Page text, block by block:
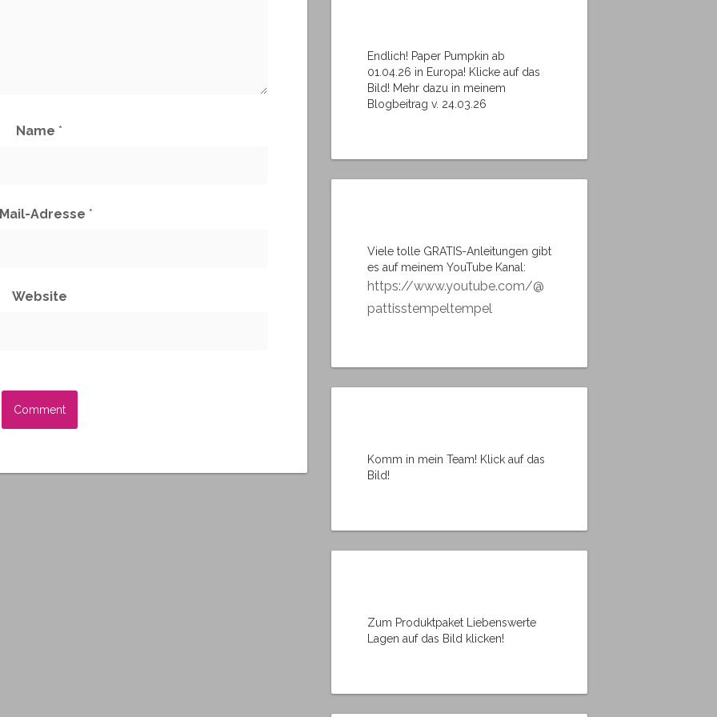
Name *
Adresse *
Website
Endlich! Paper Pumpkin ab
01.04.26 in Europa! Klicke auf das
Bild! Mehr dazu in meinem
Blogbeitrag v. 24.03.26
Viele tolle GRATIS-Anleitungen gibt
es auf meinem YouTube Kanal:
https://www.youtube.com/@
pattisstempeltempel
Komm in mein Team! Klick auf das
Bild!
Zum Produktpaket Liebenswerte
Lagen auf das Bild klicken!